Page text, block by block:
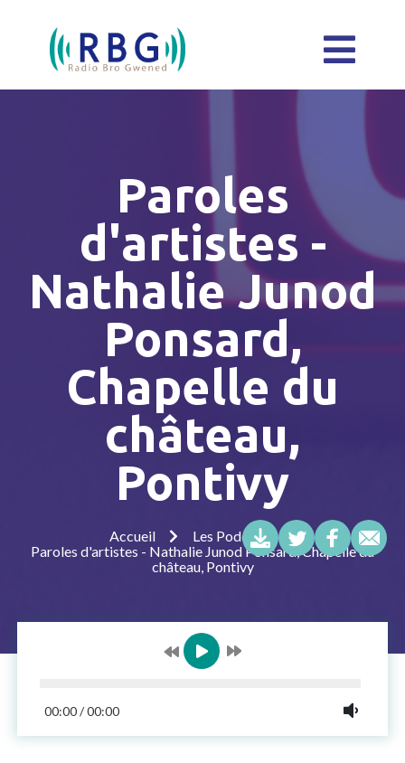
Paroles
d'artistes -
Nathalie Junod
Ponsard,
Chapelle du
château,
Pontivy
Accueil
Les Podcasts
Paroles d'artistes - Nathalie Junod Ponsard, Chapelle du
château, Pontivy
00:00/00:00